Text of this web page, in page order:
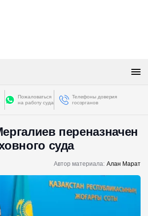
Пожаловаться
на работу суда
Телефоны доверия
госорганов
переназначен
суда
Автор материала: Алан Марат